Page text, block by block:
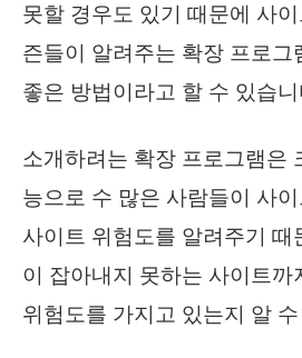
못할 경우도 있기 때문에 사
즌들이 알려주는 확장 프로그
좋은 방법이라고 할 수 있습
소개하려는 확장 프로그램은
능으로 수 많은 사람들이 사
사이트 위험도를 알려주기 때
이 잡아내지 못하는 사이트까
위험도를 가지고 있는지 알